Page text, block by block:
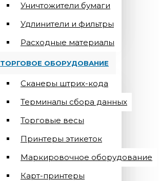
Уничтожители бумаги
Удлинители и фильтры
Расходные материалы
ТОРГОВОЕ ОБОРУДОВАНИЕ
Сканеры штрих-кода
Терминалы сбора данных
Торговые весы
Принтеры этикеток
Маркировочное оборудование
Карт-принтеры